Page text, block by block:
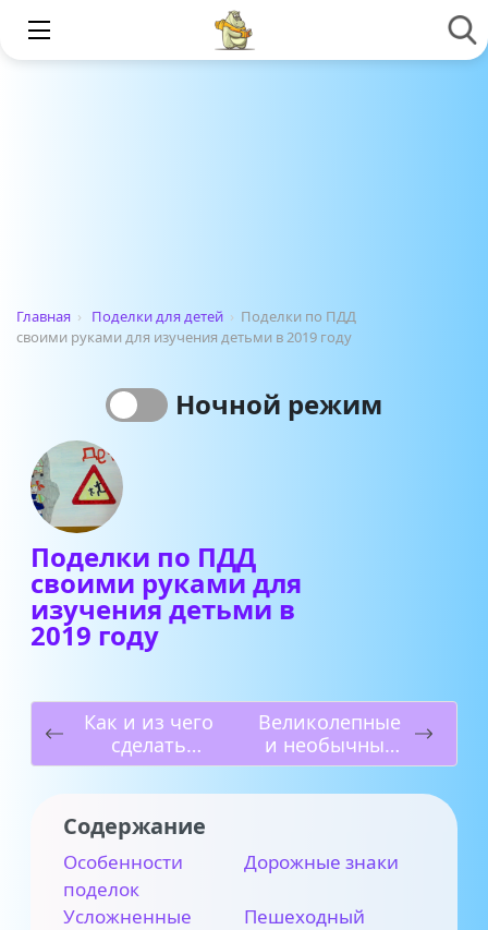
Главная › Поделки для детей › Поделки по ПДД
своими руками для изучения детьми в 2019 году
Ночной режим
Поделки по ПДД
своими руками для
изучения детьми в
2019 году
Как и из чего
сделать
поделку птицы
в 2019 году?
Великолепные
и необычные
поделки из
бересты
Содержание
Особенности
поделок
Дорожные знаки
Усложненные
Пешеходный